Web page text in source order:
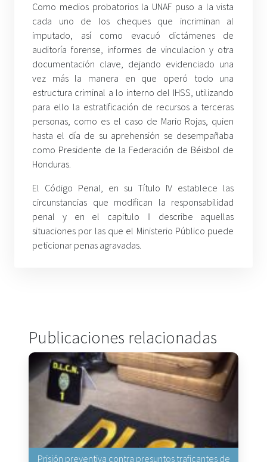
Como medios probatorios la UNAF puso a la vista
cada uno de los cheques que incriminan al
imputado, así como evacuó dictámenes de
auditoría forense, informes de vinculacion y otra
documentación clave, dejando evidenciado una
vez más la manera en que operó todo una
estructura criminal a lo interno del IHSS, utilizando
para ello la estratificación de recursos a terceras
personas, como es el caso de Mario Rojas, quien
hasta el día de su aprehensión se desempañaba
como Presidente de la Federación de Béisbol de
Honduras.
El Código Penal, en su Título IV establece las
circunstancias que modifican la responsabilidad
penal y en el capitulo II describe aquellas
situaciones por las que el Ministerio Público puede
peticionar penas agravadas.
Publicaciones relacionadas
Prisión preventiva contra presuntos traficantes de